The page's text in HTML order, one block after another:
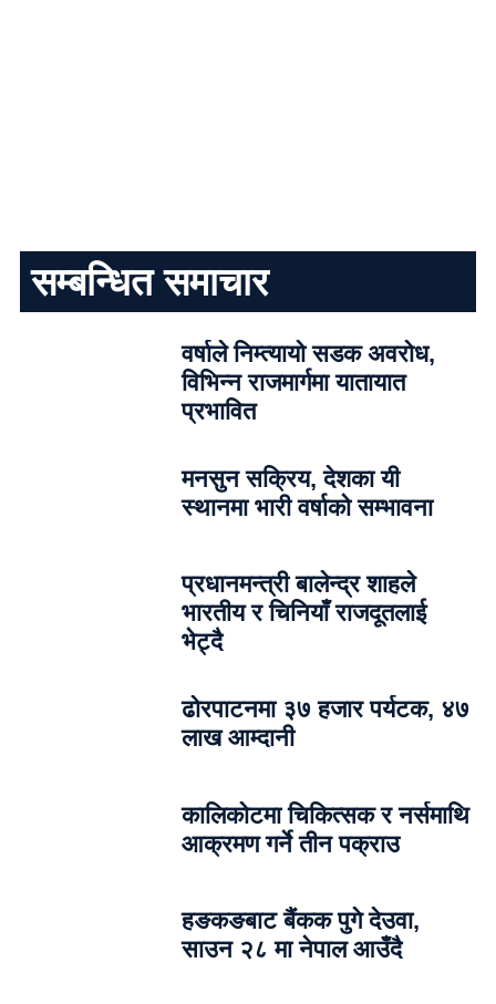
सम्बन्धित समाचार
वर्षाले निम्त्यायो सडक अवरोध,
विभिन्न राजमार्गमा यातायात
प्रभावित
मनसुन सक्रिय, देशका यी
स्थानमा भारी वर्षाको सम्भावना
प्रधानमन्त्री बालेन्द्र शाहले
भारतीय र चिनियाँ राजदूतलाई
भेट्दै
ढोरपाटनमा ३७ हजार पर्यटक, ४७
लाख आम्दानी
कालिकोटमा चिकित्सक र नर्समाथि
आक्रमण गर्ने तीन पक्राउ
हङकङबाट बैंकक पुगे देउवा,
साउन २८ मा नेपाल आउँदै